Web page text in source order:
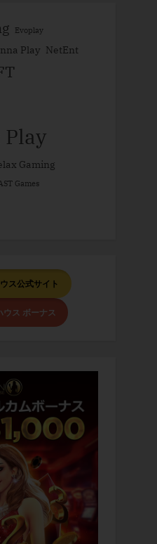
Evoplay
Play NetEnt
Gaming
Games
ス公式サイト
ウス ボーナス